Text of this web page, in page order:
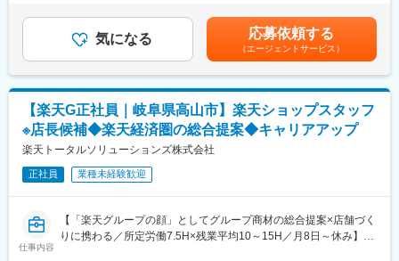
■キャリアパス：
スタッフ（R CREW）としてご活躍いただいたのち、約1年で店長
昇格を目指していただきます。その後はスーパーバイザー
（RSV）やマネージャーなど、より広い領域で活躍いただけるキ
ャリアがあります。
■組織構成：
1店舗あたり店長1名、スタッフ5～15名で運営。チームワークを
■当社について：
当社は2023年2月に設立された楽天グループ100％出資の新会社
案内
・スマホの初期設定・データ移行サポート
・店舗での電話応対
・在庫管理、売り場づくり、POP作成
・KPI管理・数値振り返り
・店舗会議・研修への参加
・キャンペーン企画など、集客に向けた取り組み
■教育体制：
入社後1ヶ月は店舗での実践研修を実施。
サービス知識・業務の流れなど基礎から学べ、楽天グループ共通
のeラーニングでビジネススキルの習得も可能。未経験でも安心し
はあくまでも目安の金額であり、選考を通じて上下する可能性が
あります。月給(月額)は固定手当を含めた表記です。
気になる 応募依頼する
（エージェントサービス）
【楽天G正社員｜岐阜県高山市】楽天ショップスタッフ
※店長候補◆楽天経済圏の総合提案◆キャリアアップ
楽天トータルソリューションズ株式会社
正社員 業種未経験歓迎
仕事内容
【「楽天グループの顔」としてグループ商材の総合提案×店舗づく
りに携わる／所定労働7.5H×残業平均10～15H／月8日～休み】